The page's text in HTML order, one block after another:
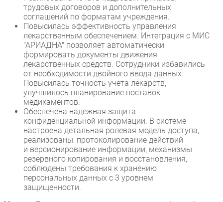
трудовых договоров и дополнительных
соглашений по форматам учреждения.
Повысилась эффективность управления
лекарственным обеспечением. Интеграция с МИС
"АРИАДНА" позволяет автоматически
формировать документы движения
лекарственных средств. Сотрудники избавились
от необходимости двойного ввода данных.
Повысилась точность учета лекарств,
улучшилось планирование поставок
медикаментов.
Обеспечена надежная защита
конфиденциальной информации. В системе
настроена детальная ролевая модель доступа,
реализованы: протоколирование действий
и версионирование информации, механизмы
резервного копирования и восстановления,
соблюдены требования к хранению
персональных данных с 3 уровнем
защищенности.